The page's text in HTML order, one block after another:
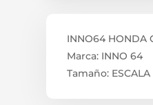
INNO64 HONDA
Marca: INNO 64
Tamaño: ESCALA